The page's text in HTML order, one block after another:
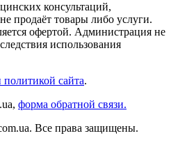
консультаций,
продаёт товары либо услуги.
офертой. Администрация не
использования
сайта.
форма обратной связи.
Все права защищены.